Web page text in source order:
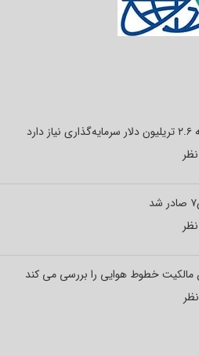
مالکیت خطوط هوایی را بررسی می کند